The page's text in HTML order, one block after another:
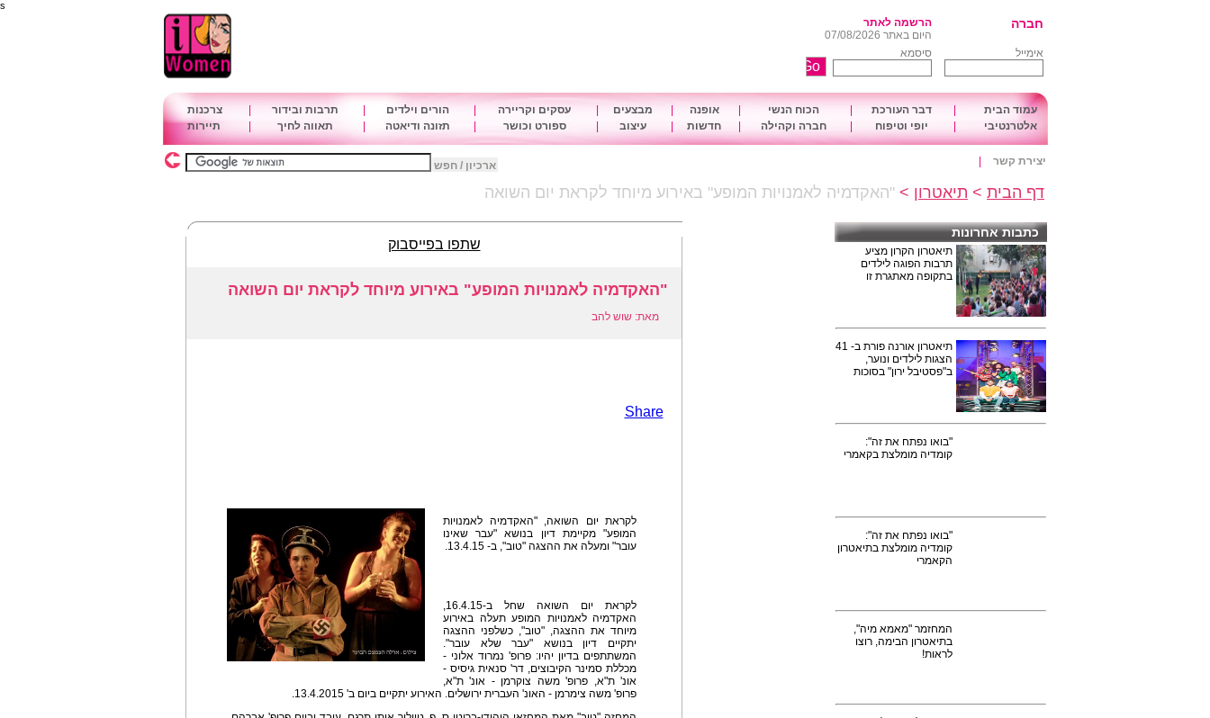
s
חברה
הרשמה לאתר
היום באתר 07/08/2026
אימייל
סיסמא
עמוד הבית דבר העורכת הכוח הנשי אופנה מבצעים עסקים וקריירה הורים וילדים תרבות ובידור
צרכנות
אלטרנטיבי
יופי וטיפוח חברה וקהילה חדשות עיצוב ספורט וכושר תזונה ודיאטה תאווה לחיך תיירות
יצירת קשר ארכיון / חפש
דף הבית > תיאטרון > "האקדמיה לאמנויות המופע" באירוע מיוחד לקראת יום השואה
כתבות אחרונות
תיאטרון הקרון מציע
תרבות הפוגה לילדים
בתקופה מאתגרת זו
תיאטרון אורנה פורת ב- 41
הצגות לילדים ונוער,
ב"פסטיבל ירון" בסוכות
"בואו נפתח את זה":
קומדיה מומלצת בקאמרי
"בואו נפתח את זה":
קומדיה מומלצת בתיאטרון
הקאמרי
המחזמר "מאמא מיה",
בתיאטרון הבימה, רוצו
לראות!
שתפו בפייסבוק
"האקדמיה לאמנויות המופע" באירוע מיוחד לקראת יום השואה
מאת: שוש להב
Share
לקראת יום השואה, "האקדמיה לאמנויות
המופע" מקיימת דיון בנושא "עבר שאינו
עובר" ומעלה את ההצגה "טוב", ב- 13.4.15.
לקראת יום השואה שחל ב-16.4.15,
האקדמיה לאמנויות המופע תעלה באירוע
מיוחד את ההצגה, "טוב", כשלפני ההצגה
יתקיים דיון בנושא "עבר שלא עובר".
המשתתפים בדיון יהיו: פרופ' נמרוד אלוני -
מכללת סמינר הקיבוצים, דר' סנאית גיסיס -
אונ' ת"א, פרופ' משה צוקרמן - אונ' ת"א,
פרופ' משה צימרמן - האונ' העברית ירושלים. האירוע יתקיים ביום ב' 13.4.2015.